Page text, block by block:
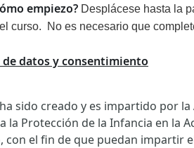
empiezo? Desplácese hasta la
curso. No es necesario que
datos y consentimiento
sido creado y es impartido por
la Protección de la Infancia en la
con el fin de que puedan impartir